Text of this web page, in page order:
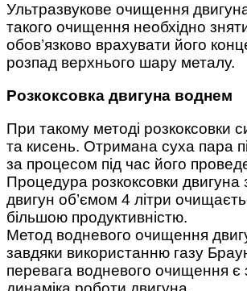
Ультразвукове очищення
такого очищення необхідно
обов’язково врахувати його
розпад верхнього шару металу.
Розкоксовка двигуна воднем
При такому методі
та кисень. Отримана суха пара
за процесом під час його
Процедура розкоксовки двигуна
двигун об’ємом 4 літри
більшою продуктивністю.
Метод водневого очищення
завдяки використанню газу
перевага водневого очищення є